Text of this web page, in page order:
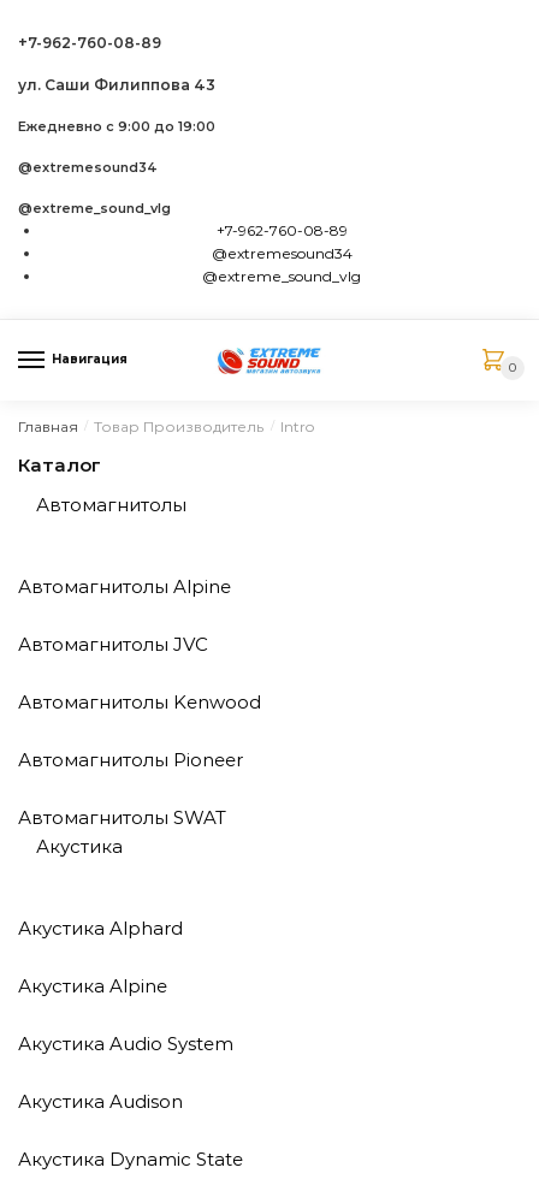
+7-962-760-08-89
ул. Саши Филиппова 43
Ежедневно с 9:00 до 19:00
@extremesound34
@extreme_sound_vlg
+7-962-760-08-89
@extremesound34
@extreme_sound_vlg
Навигация
0
Главная / Товар Производитель / Intro
Каталог
Автомагнитолы
Автомагнитолы Alpine
Автомагнитолы JVC
Автомагнитолы Kenwood
Автомагнитолы Pioneer
Автомагнитолы SWAT
Акустика
Акустика Alphard
Акустика Alpine
Акустика Audio System
Акустика Audison
Акустика Dynamic State